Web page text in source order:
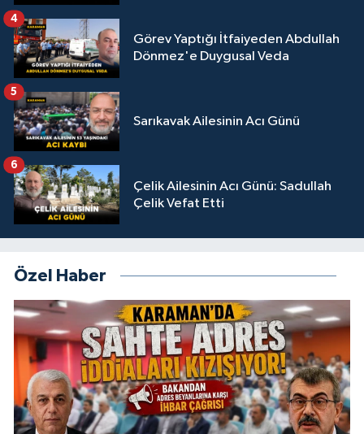
Görev Yaptığı İtfaiyeden Abdullah
Dönmez'e Duygusal Veda
4
Sarıkavak Ailesinin Acı Günü
5
Çelik Ailesinin Acı Günü: Sadullah
Çelik Vefat Etti
6
Özel Haber